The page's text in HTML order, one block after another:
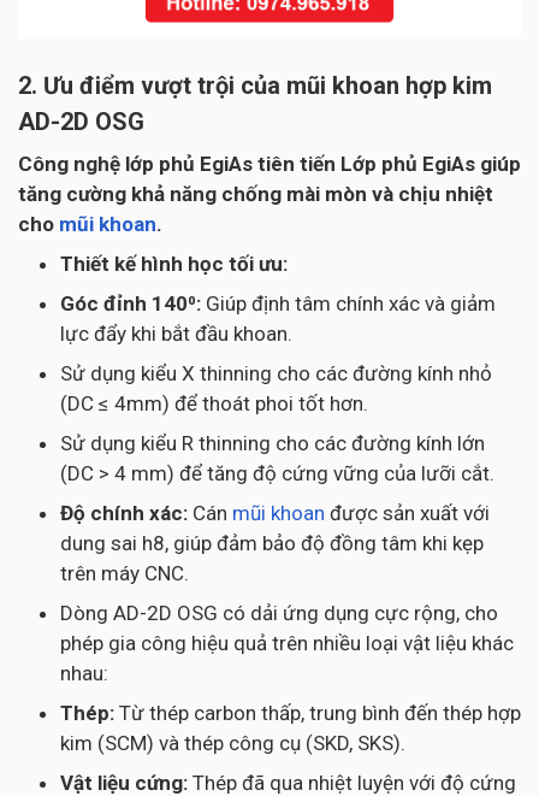
2. Ưu điểm vượt trội của mũi khoan hợp kim
AD-2D OSG
Công nghệ lớp phủ EgiAs tiên tiến Lớp phủ EgiAs giúp
tăng cường khả năng chống mài mòn và chịu nhiệt
cho mũi khoan.
Thiết kế hình học tối ưu:
Góc đỉnh 140⁰: Giúp định tâm chính xác và giảm
lực đẩy khi bắt đầu khoan.
Sử dụng kiểu X thinning cho các đường kính nhỏ
(DC ≤ 4mm) để thoát phoi tốt hơn.
Sử dụng kiểu R thinning cho các đường kính lớn
(DC > 4 mm) để tăng độ cứng vững của lưỡi cắt.
Độ chính xác: Cán mũi khoan được sản xuất với
dung sai h8, giúp đảm bảo độ đồng tâm khi kẹp
trên máy CNC.
Dòng AD-2D OSG có dải ứng dụng cực rộng, cho
phép gia công hiệu quả trên nhiều loại vật liệu khác
nhau:
Thép: Từ thép carbon thấp, trung bình đến thép hợp
kim (SCM) và thép công cụ (SKD, SKS).
Vật liệu cứng: Thép đã qua nhiệt luyện với độ cứng